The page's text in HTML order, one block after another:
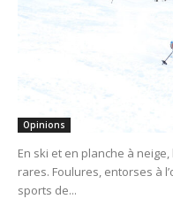
Opinions
En ski et en planche à
rares. Foulures, entorses à
sports de...